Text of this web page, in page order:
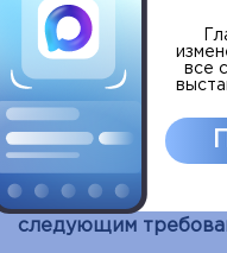
Фотография
и водителям,
находиться на
и проведения
обязательным
Фотографии должны
следующим
все